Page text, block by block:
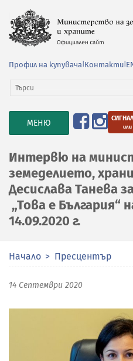
Профил на купувача Контакти
TOGGLE
NAVIGATION
МЕНЮ или
Интервю на
земеделието,
Десислава Танева
„Това е България“
14.09.2020 г.
Начало Пресцентър
14 Септември 2020